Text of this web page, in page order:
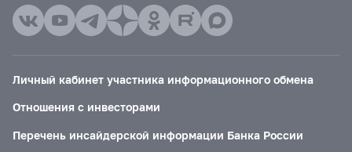
Личный кабинет участника информационного обмена
Отношения с инвесторами
Перечень инсайдерской информации Банка России